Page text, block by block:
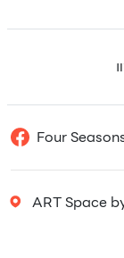
Four
ART Space